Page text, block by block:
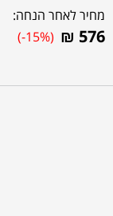
מחיר לאחר הנחה:
₪ 576
(-15%)